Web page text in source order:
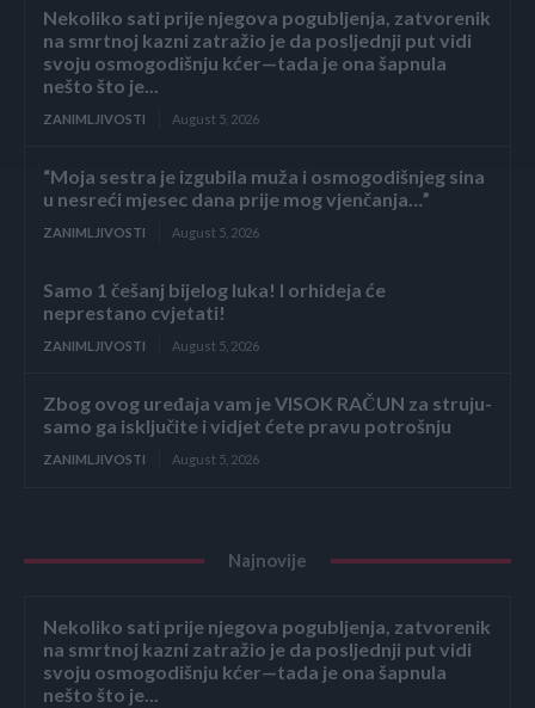
Nekoliko sati prije njegova pogubljenja, zatvorenik
na smrtnoj kazni zatražio je da posljednji put vidi
svoju osmogodišnju kćer—tada je ona šapnula
nešto što je...
ZANIMLJIVOSTI August 5, 2026
“Moja sestra je izgubila muža i osmogodišnjeg sina
u nesreći mjesec dana prije mog vjenčanja…”
ZANIMLJIVOSTI August 5, 2026
Samo 1 češanj bijelog luka! I orhideja će
neprestano cvjetati!
ZANIMLJIVOSTI August 5, 2026
Zbog ovog uređaja vam je VISOK RAČUN za struju-
samo ga isključite i vidjet ćete pravu potrošnju
ZANIMLJIVOSTI August 5, 2026
Najnovije
Nekoliko sati prije njegova pogubljenja, zatvorenik
na smrtnoj kazni zatražio je da posljednji put vidi
svoju osmogodišnju kćer—tada je ona šapnula
nešto što je...